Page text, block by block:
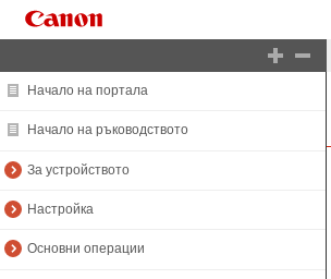
Начало на портала
Начало на ръководството
За устройството
Настройка
Основни операции